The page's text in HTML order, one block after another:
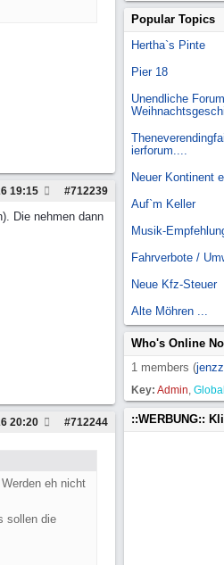
#712239
19:15
Die nehmen dann
#712244
20:20
eh nicht
sollen die
Popular Topics
Hertha`s Pinte
Pier 18
Unendliche
ierforum....
Neuer Kontinent
Auf`m Keller
Musik-
Fahrverbote /
Neue Kfz-Steuer
Alte Möhren ...
Who's Online
1 members (jenzz
Key: Admin,
::WERBUNG::